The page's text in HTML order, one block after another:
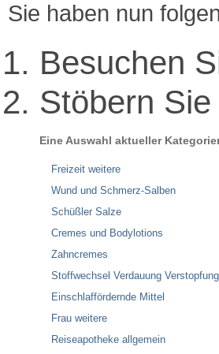
Sie haben nun
Besuchen
Stöbern
Eine Auswahl aktueller
Freizeit weitere
Wund und Schmerz-Salben
Schüßler Salze
Cremes und Bodylotions
Zahncremes
Stoffwechsel Verdauung
Einschlaffördernde Mittel
Frau weitere
Reiseapotheke allgemein